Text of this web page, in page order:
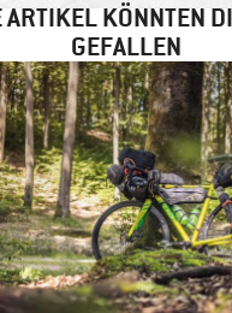
ARTIKEL KÖNNTEN
GEFALLEN